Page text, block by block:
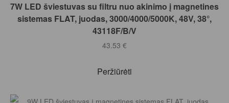
7W LED šviestuvas su filtru nuo akinimo į magnetines
sistemas FLAT, juodas, 3000/4000/5000K, 48V, 38°,
43118F/B/V
43.53 €
Peržiūrėti